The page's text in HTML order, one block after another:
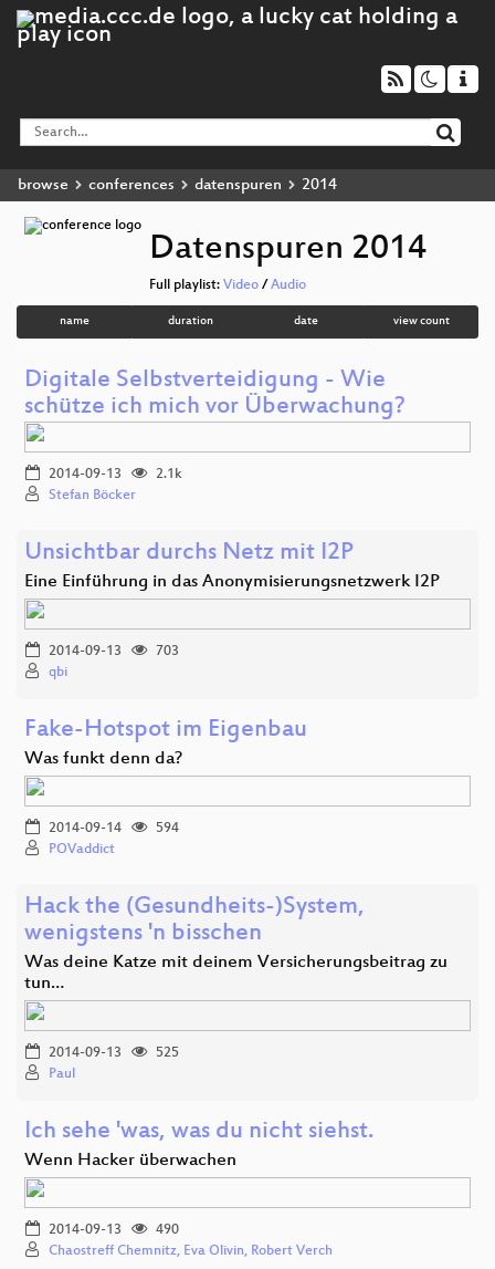
browse conferences datenspuren 2014
Datenspuren 2014
Full playlist: Video / Audio
name duration date view count
Digitale Selbstverteidigung - Wie
schütze ich mich vor Überwachung?
2014-09-13
2.1k
Stefan Böcker
Unsichtbar durchs Netz mit I2P
Eine Einführung in das Anonymisierungsnetzwerk I2P
2014-09-13
703
qbi
Fake-Hotspot im Eigenbau
Was funkt denn da?
2014-09-14
594
POVaddict
Hack the (Gesundheits-)System,
wenigstens 'n bisschen
Was deine Katze mit deinem Versicherungsbeitrag zu
tun…
2014-09-13
525
Paul
Ich sehe 'was, was du nicht siehst.
Wenn Hacker überwachen
2014-09-13
490
Chaostreff Chemnitz, Eva Olivin, Robert Verch